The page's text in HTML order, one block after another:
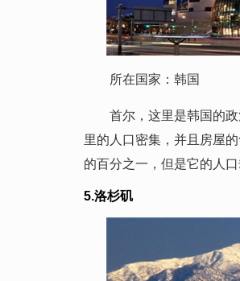
所在国家：韩国
首尔，这里是韩国的政
里的人口密集，并且房屋
的百分之一，但是它的人
5.洛杉矶